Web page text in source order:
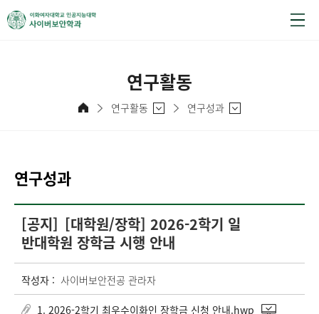
연구활동
연구활동 연구성과
연구성과
[공지] [대학원/장학] 2026-2학기 일
반대학원 장학금 시행 안내
작성자 : 사이버보안전공 관라자
1. 2026-2학기 최우수이화인 장학금 신청 안내.hwp